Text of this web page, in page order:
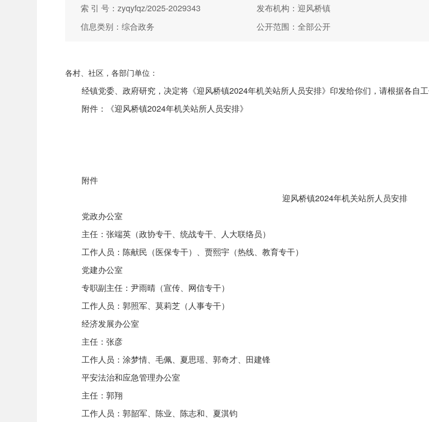
索 引 号：zyqyfqz/2025-2029343 发布机构：迎风桥镇
信息类别：综合政务
公开范围：全部公开
各村、社区，各部门单位：
经镇党委、政府研究，决定将《迎风桥镇2024年机关站所人员安排》印发给你们，请根据各自工
附件：《迎风桥镇2024年机关站所人员安排》
附件
迎风桥镇2024年机关站所人员安排
党政办公室
主任：张端英（政协专干、统战专干、人大联络员）
工作人员：陈献民（医保专干）、贾熙宇（热线、教育专干）
党建办公室
专职副主任：尹雨晴（宣传、网信专干）
工作人员：郭照军、莫莉芝（人事专干）
经济发展办公室
主任：张彦
工作人员：涂梦情、毛佩、夏思瑶、郭奇才、田建锋
平安法治和应急管理办公室
主任：郭翔
工作人员：郭韶军、陈业、陈志和、夏淇钧